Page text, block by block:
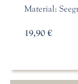
Material:
19,90 €